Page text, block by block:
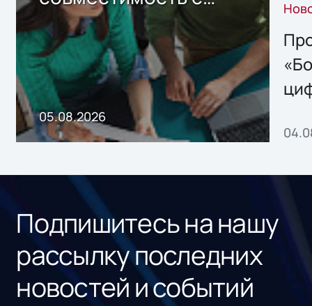
решением Sharx
Storage 2.x для
хранения данных
05.08.2026
Подпишитесь на нашу
рассылку последних
новостей и событий